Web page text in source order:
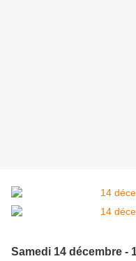
Samedi 14 décembre -